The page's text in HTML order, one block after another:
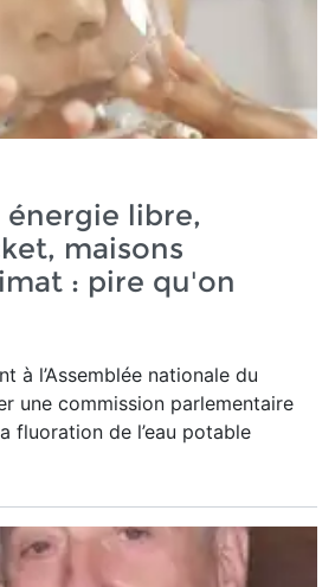
libre,
maisons
: pire qu'on
à l’Assemblée nationale du
une commission parlementaire
fluoration de l’eau potable